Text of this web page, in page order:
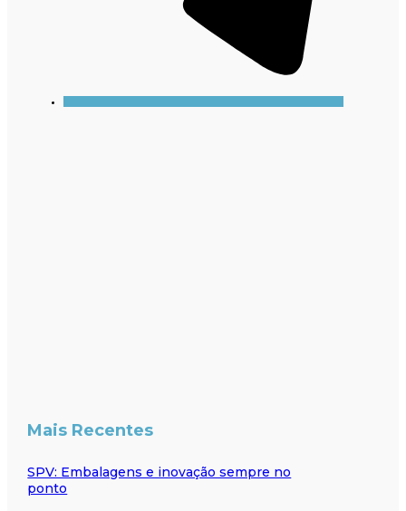
Mais Recentes
SPV: Embalagens e inovação sempre no
ponto